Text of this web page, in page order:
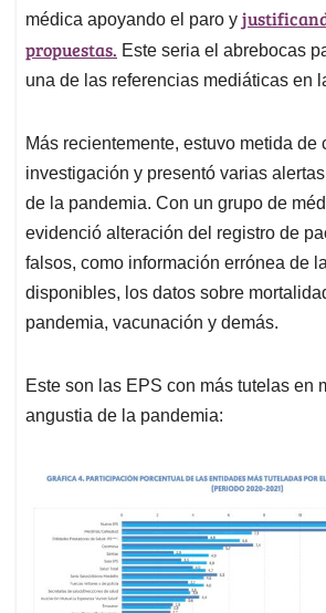
médica apoyando el paro y
propuestas. Este seria el abrebocas
una de las referencias mediáticas en
Más recientemente, estuvo metida de
investigación y presentó varias
de la pandemia. Con un grupo de
evidenció alteración del registro de
falsos, como información errónea de
disponibles, los datos sobre
pandemia, vacunación y demás.
Este son las EPS con más tutelas en
angustia de la pandemia: